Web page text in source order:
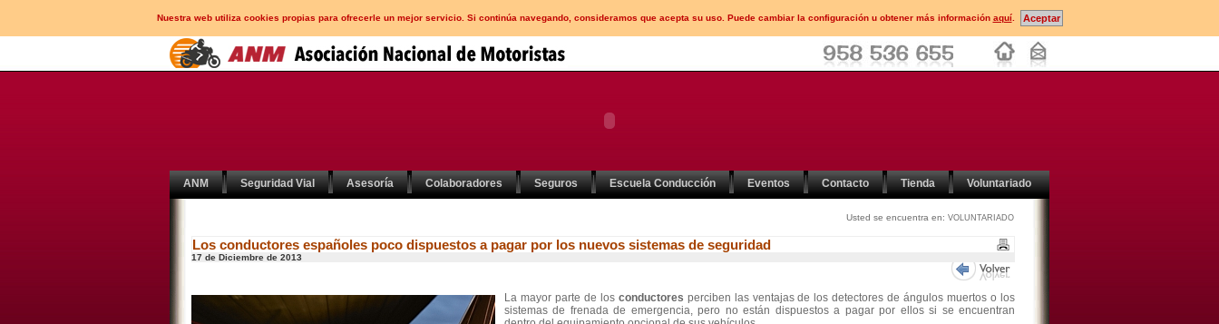
Nuestra web utiliza cookies propias para ofrecerle un mejor servicio. Si continúa navegando, consideramos que acepta su uso. Puede cambiar la configuración u obtener más información aquí.
ANM Seguridad Vial Asesoría Colaboradores Seguros Escuela Conducción Eventos Contacto Tienda Voluntariado
Usted se encuentra en: VOLUNTARIADO
Los conductores españoles poco dispuestos a pagar por los nuevos sistemas de seguridad
17 de Diciembre de 2013
La mayor parte de los conductores perciben las ventajas de los detectores de ángulos muertos o los
sistemas de frenada de emergencia, pero no están dispuestos a pagar por ellos si se encuentran